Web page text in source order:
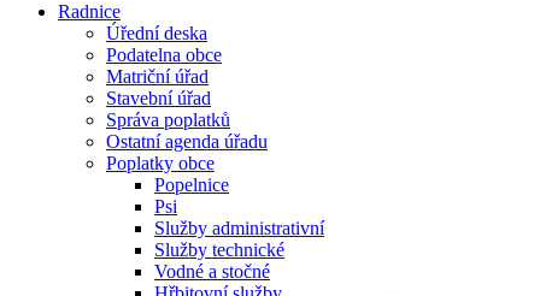
Radnice
Úřední deska
Podatelna obce
Matriční úřad
Stavební úřad
Správa poplatků
Ostatní agenda úřadu
Poplatky obce
Popelnice
Psi
Služby administrativní
Služby technické
Vodné a stočné